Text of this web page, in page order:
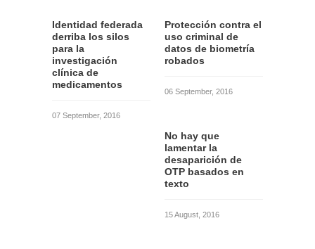
Identidad federada
derriba los silos
para la
investigación
clínica de
medicamentos
07 September, 2016
Protección contra el
uso criminal de
datos de biometría
robados
06 September, 2016
No hay que
lamentar la
desaparición de
OTP basados en
texto
15 August, 2016